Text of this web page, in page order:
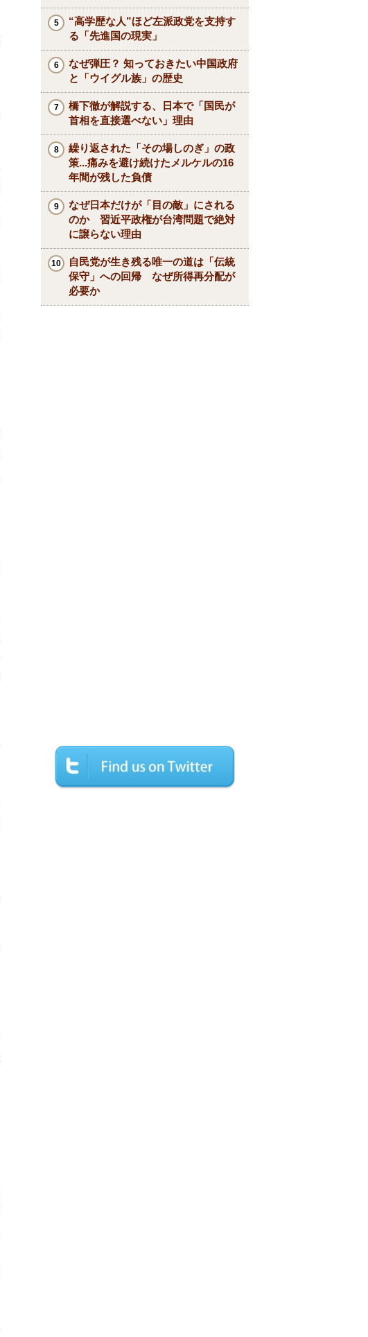
“高学歴な人”ほど左派政党を支持す
る「先進国の現実」
なぜ弾圧？ 知っておきたい中国政府
と「ウイグル族」の歴史
橋下徹が解説する、日本で「国民が
首相を直接選べない」理由
繰り返された「その場しのぎ」の政
策...痛みを避け続けたメルケルの16
年間が残した負債
なぜ日本だけが「目の敵」にされる
のか 習近平政権が台湾問題で絶対
に譲らない理由
自民党が生き残る唯一の道は「伝統
保守」への回帰 なぜ所得再分配が
必要か